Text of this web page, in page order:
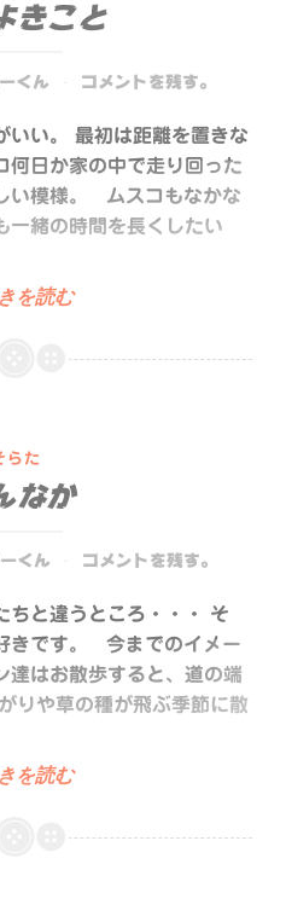
きこと
くん コメントを残す。
いい。 最初は距離を置きな
何日か家の中で走り回った
い模様。 ムスコもなかな
一緒の時間を長くしたい
を読む
らた
なか
くん コメントを残す。
ちと違うところ・・・ そ
きです。 今までのイメー
達はお散歩すると、道の端
りや草の種が飛ぶ季節に散
を読む